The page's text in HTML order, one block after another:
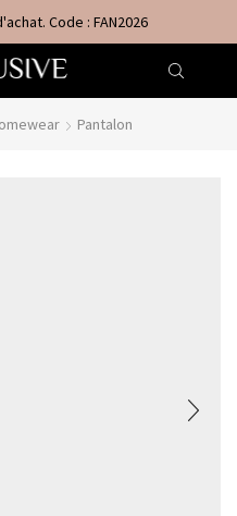
Code : FAN2026
Pantalon